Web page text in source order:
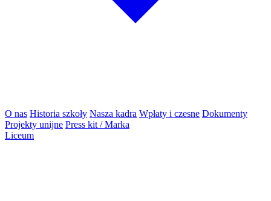
O nas Historia szkoły Nasza kadra Wpłaty i czesne Dokumenty
Projekty unijne Press kit / Marka
Liceum